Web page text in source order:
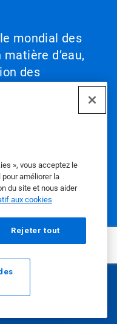
», vous acceptez le
améliorer la
du site et nous aider
aux cookies
Rejeter tout
mondial des
d’eau,
des
les personnes
Depuis plus
des solutions
de l’IA
Cette
à Ecolab de
pour définir
l’appliquer à
les aidant
Appeler